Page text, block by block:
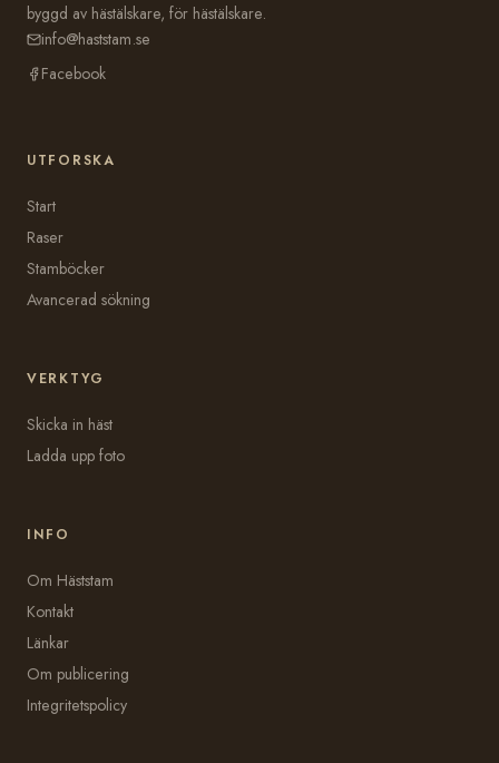
byggd av hästälskare, för hästälskare.
info@haststam.se
Facebook
UTFORSKA
Start
Raser
Stamböcker
Avancerad sökning
VERKTYG
Skicka in häst
Ladda upp foto
INFO
Om Häststam
Kontakt
Länkar
Om publicering
Integritetspolicy